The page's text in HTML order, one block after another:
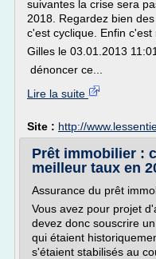
suivantes la crise sera
2018. Regardez bien
c'est cyclique. Enfin c'est
Gilles le 03.01.2013 11:01
dénoncer ce...
Lire la suite
Site : http://
Prêt immobilier :
meilleur taux en
Assurance du prêt
Vous avez pour projet
devez donc souscrire
qui étaient
s'étaient stabilisés au